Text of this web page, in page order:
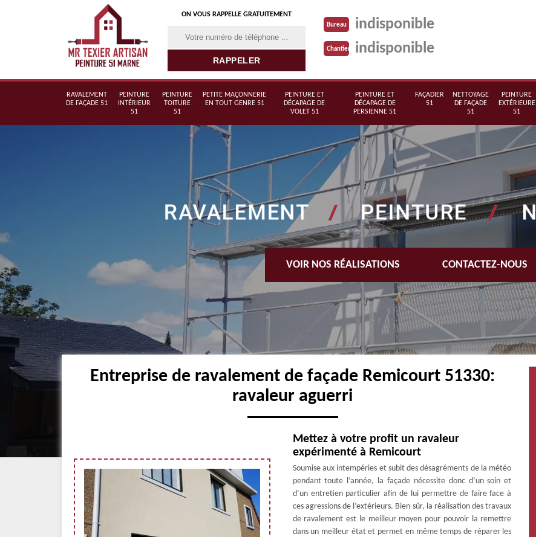
ON VOUS RAPPELLE GRATUITEMENT
Bureau indisponible
Chantier indisponible
RAVALEMENT
DE FAÇADE 51
PEINTURE
INTÉRIEUR
51
PEINTURE
TOITURE
51
PETITE MAÇONNERIE
EN TOUT GENRE 51
PEINTURE ET
DÉCAPAGE DE
VOLET 51
PEINTURE ET
DÉCAPAGE DE
PERSIENNE 51
FAÇADIER
51
NETTOYAGE
DE FAÇADE
51
PEINTURE
EXTÉRIEURE
51
VOIR NOS RÉALISATIONS CONTACTEZ-NOUS
Entreprise de ravalement de façade Remicourt 51330:
ravaleur aguerri
Mettez à votre profit un ravaleur
expérimenté à Remicourt
Soumise aux intempéries et subit des désagréments de la météo
pendant toute l’année, la façade nécessite donc d’un soin et
d’un entretien particulier afin de lui permettre de faire face à
ces agressions de l’extérieurs. Bien sûr, la réalisation des travaux
de ravalement est le meilleur moyen pour pouvoir la remettre
dans un meilleur état et permet en même temps de réparer les